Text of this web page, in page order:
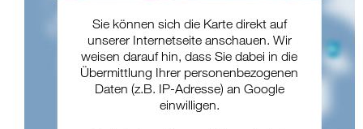
Sie können sich die Karte direkt auf
unserer Internetseite anschauen. Wir
weisen darauf hin, dass Sie dabei in die
Übermittlung Ihrer personenbezogenen
Daten (z.B. IP-Adresse) an Google
einwilligen.